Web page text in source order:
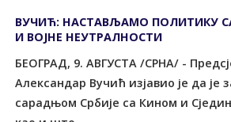
ВУЧИЋ: НАСТАВЉАМО ПОЛИТИКУ
И ВОЈНЕ НЕУТРАЛНОСТИ
БЕОГРАД, 9. АВГУСТА /СРНА/ -
Александар Вучић изјавио је да је
сарадњом Србије са Кином и